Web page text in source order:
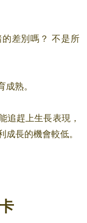
差別嗎？ 不是所
熟。
追趕上生長表現，
長的機會較低。